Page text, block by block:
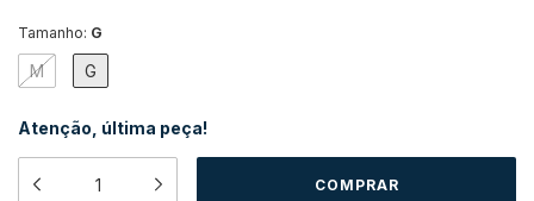
Tamanho: G
M G
Atenção, última peça!